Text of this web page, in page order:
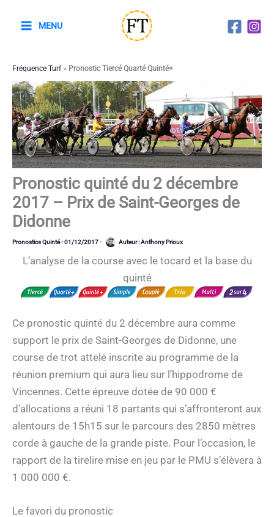
MENU
Fréquence Turf> Pronostic Tiercé Quarté Quinté+
Pronostic quinté du 2 décembre
2017 – Prix de Saint-Georges de
Didonne
Pronostics Quinté-01/12/2017- Auteur :Anthony Prioux
L’analyse de la course avec le tocard et la base du
quinté
Ce pronostic quinté du 2 décembre aura comme
support le prix de Saint-Georges de Didonne, une
course de trot attelé inscrite au programme de la
réunion premium qui aura lieu sur l’hippodrome de
Vincennes. Cette épreuve dotée de 90 000 €
d’allocations a réuni 18 partants qui s’affronteront aux
alentours de 15h15 sur le parcours des 2850 mètres
corde à gauche de la grande piste. Pour l’occasion, le
rapport de la tirelire mise en jeu par le PMU s’élèvera à
1 000 000 €.
Le favori du pronostic